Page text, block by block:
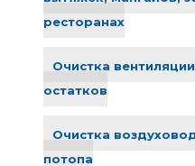
ресторанах
Очистка
остатков
Очистка
потопа